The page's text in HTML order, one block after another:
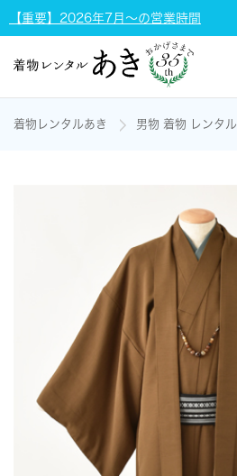
【重要】2026年7月～の営業時間
着物レンタルあき 男物 着物 レンタル